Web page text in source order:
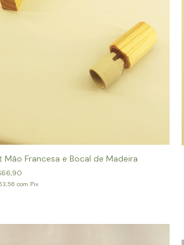
Mão Francesa e Bocal de Madeira
com Pix